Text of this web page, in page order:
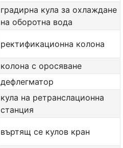
градирна кула за охлаждане
на оборотна вода
ректификационна колона
колона с оросяване
дефлегматор
кула на ретранслационна
станция
въртящ се кулов кран